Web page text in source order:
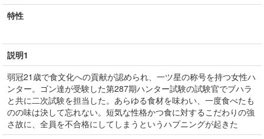
特性
説明1
弱冠21歳で食文化への貢献が認められ、一ツ星の称号を持つ女性ハ
ンター。ゴン達が受験した第287期ハンター試験の試験官でブハラ
と共に二次試験を担当した。あらゆる食材を味わい、一度食べたも
のの味は決して忘れない。短気な性格かつ食に対するこだわりの強
さ故に、全員を不合格にしてしまうというハプニングが起きた